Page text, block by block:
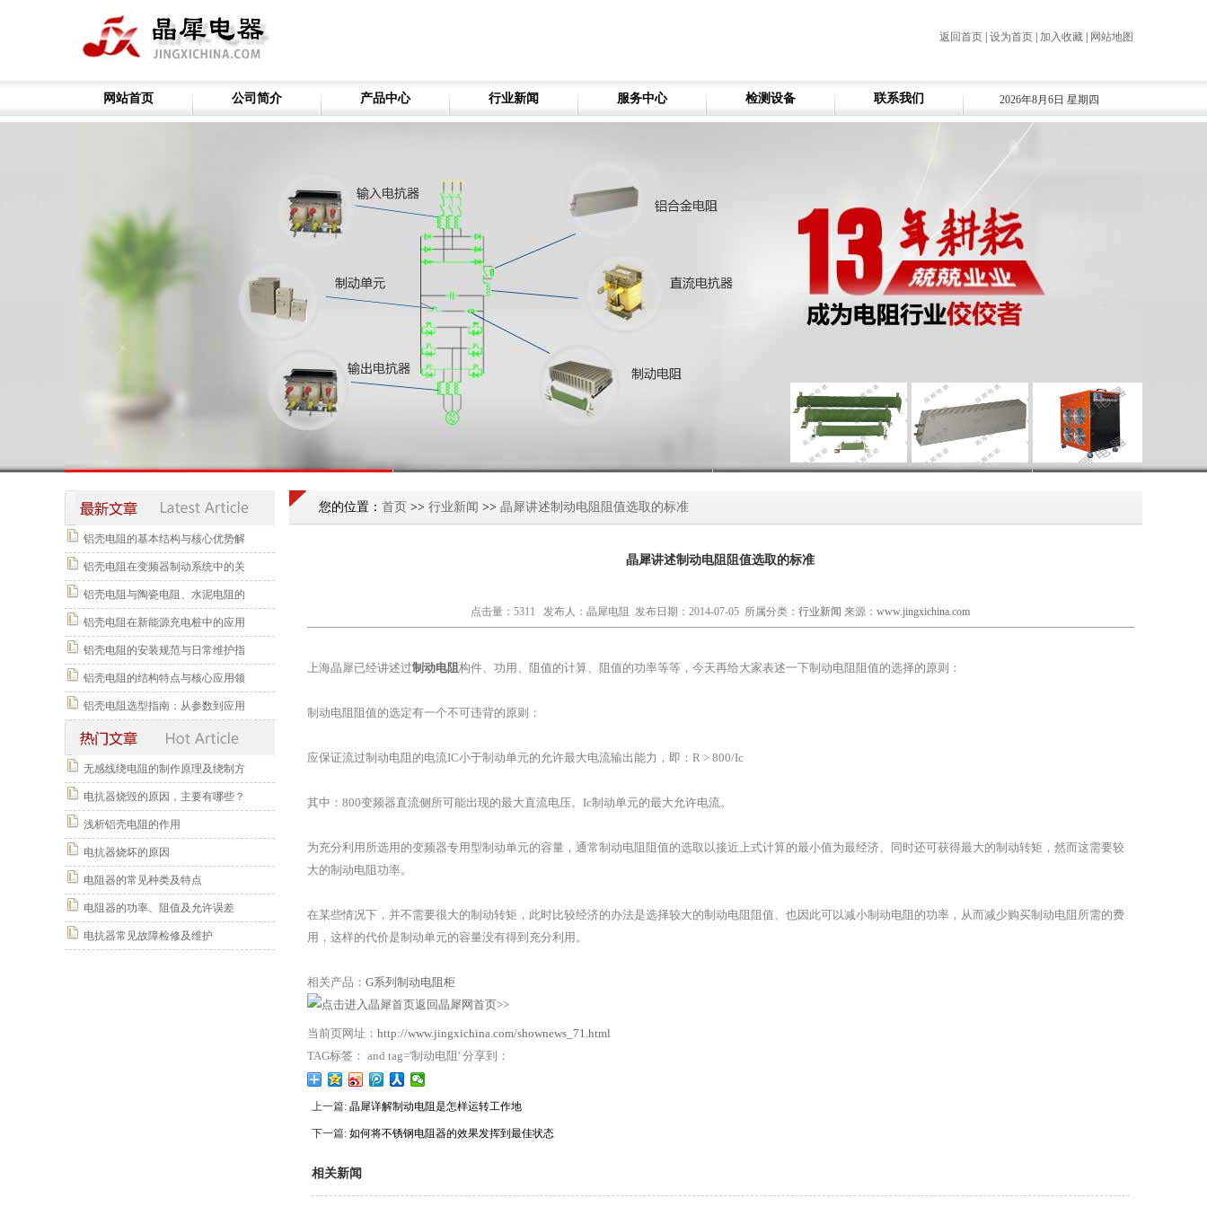
返回首页 设为首页 加入收藏 网站地图
网站首页 公司简介 产品中心 行业新闻 服务中心 检测设备 联系我们 2026年8月6日 星期四
铝壳电阻的基本结构与核心优势解
铝壳电阻在变频器制动系统中的关
铝壳电阻与陶瓷电阻、水泥电阻的
铝壳电阻在新能源充电桩中的应用
铝壳电阻的安装规范与日常维护指
铝壳电阻的结构特点与核心应用领
铝壳电阻选型指南：从参数到应用
无感线绕电阻的制作原理及绕制方
电抗器烧毁的原因，主要有哪些？
浅析铝壳电阻的作用
电抗器烧坏的原因
电阻器的常见种类及特点
电阻器的功率、阻值及允许误差
电抗器常见故障检修及维护
您的位置： 首页 >> 行业新闻 >> 晶犀讲述制动电阻阻值选取的标准
晶犀讲述制动电阻阻值选取的标准
点击量：5311 发布人：晶犀电阻 发布日期：2014-07-05 所属分类： 行业新闻 来源： www.jingxichina.com
上海晶犀已经讲述过制动电阻构件、功用、阻值的计算、阻值的功率等等，今天再给大家表述一下制动电阻阻值的选择的原则：
制动电阻阻值的选定有一个不可违背的原则：
应保证流过制动电阻的电流IC小于制动单元的允许最大电流输出能力，即：R > 800/Ic
其中：800变频器直流侧所可能出现的最大直流电压。Ic制动单元的最大允许电流。
为充分利用所选用的变频器专用型制动单元的容量，通常制动电阻阻值的选取以接近上式计算的最小值为最经济、同时还可获得最大的制动转矩，然而这需要较
大的制动电阻功率。
在某些情况下，并不需要很大的制动转矩，此时比较经济的办法是选择较大的制动电阻阻值、也因此可以减小制动电阻的功率，从而减少购买制动电阻所需的费
用，这样的代价是制动单元的容量没有得到充分利用。
相关产品： G系列制动电阻柜
返回晶犀网首页>>
当前页网址： http://www.jingxichina.com/shownews_71.html
TAG标签： and tag='制动电阻' 分享到：
上一篇: 晶犀详解制动电阻是怎样运转工作地
下一篇: 如何将不锈钢电阻器的效果发挥到最佳状态
相关新闻